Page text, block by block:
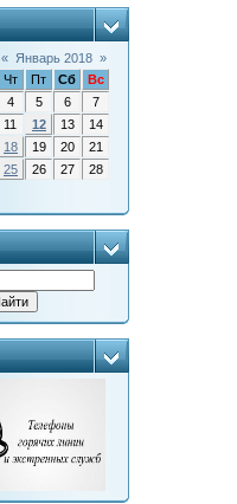
« Январь 2018 »
Чт Пт Сб
Вс
4 5 6
7
11 12 13
14
18 19 20
21
25 26 27
28